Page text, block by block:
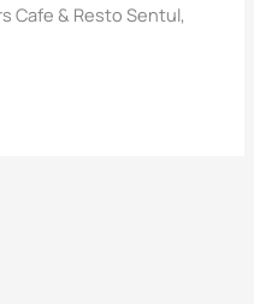
Cafe & Resto Sentul,